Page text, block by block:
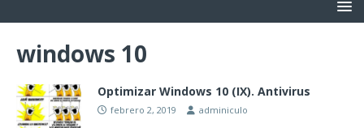
windows 10
Optimizar Windows 10 (IX). Antivirus
febrero 2, 2019 adminiculo